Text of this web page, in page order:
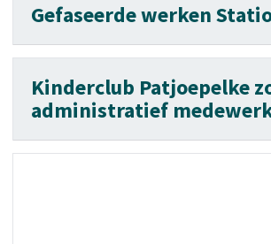
Gefaseerde werken
Kinderclub Patjoepelke
administratief